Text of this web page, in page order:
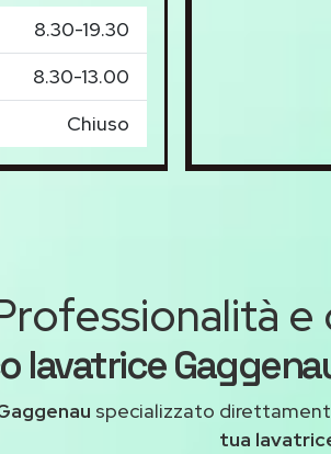
8.30-19.30
8.30-13.00
Chiuso
lavatrice
specializzato
tua